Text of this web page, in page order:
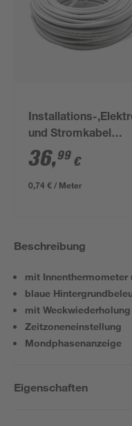
Installations-
und Stromkabel
NYM-J 3x1,5mm² 50
m
36,99 €
0,74 € / Meter
Beschreibung
mit Innenthermometer
blaue
mit Weckwiederholung
Zeitzoneneinstellung
Mondphasenanzeige
Eigenschaften